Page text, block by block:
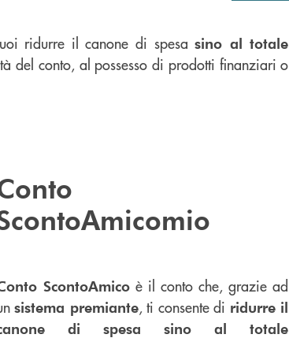
ridurre il canone di spesasino al totale
del conto, al possesso di prodotti finanziari o
ScontoAmicoè il conto che, grazie ad
sistema premiante, ti consente di ridurre il
di spesa sino al totale